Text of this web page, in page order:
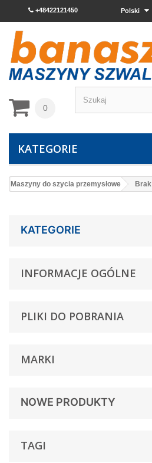
Polski
+48422121450
0
KATEGORIE
Maszyny do szycia przemysłowe Brak
KATEGORIE
INFORMACJE OGÓLNE
PLIKI DO POBRANIA
MARKI
NOWE PRODUKTY
TAGI